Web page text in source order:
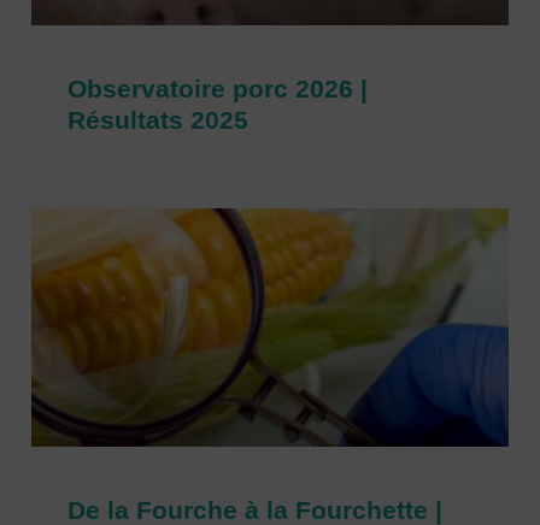
Observatoire porc 2026 |
Résultats 2025
De la Fourche à la Fourchette |